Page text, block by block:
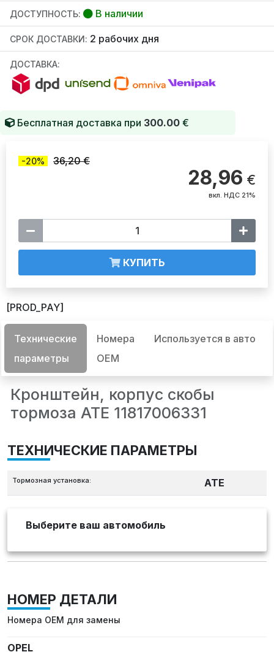
ДОСТУПНОСТЬ: В наличии
СРОК ДОСТАВКИ: 2 рабочих дня
ДОСТАВКА:
Бесплатная доставка при 300.00 €
-20% 36,20 €
28,96 €
вкл. НДС 21%
КУПИТЬ
[PROD_PAY]
Технические
параметры
Номера
OEM
Используется в авто
Кронштейн, корпус скобы
тормоза ATE 11817006331
ТЕХНИЧЕСКИЕ ПАРАМЕТРЫ
Тормозная установка: ATE
Выберите ваш автомобиль
НОМЕР ДЕТАЛИ
Номера OEM для замены
OPEL